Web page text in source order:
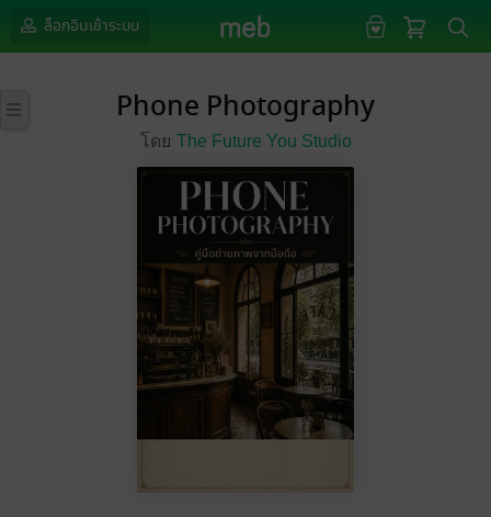
ล็อกอินเข้าระบบ
Phone Photography
โดย The Future You Studio